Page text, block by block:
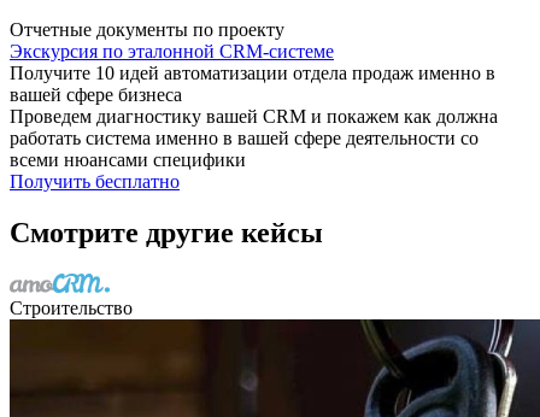
Отчетные документы по проекту
Экскурсия по эталонной CRM-системе
Получите 10 идей автоматизации отдела продаж именно в
вашей сфере бизнеса
Проведем диагностику вашей CRM и покажем как должна
работать система именно в вашей сфере деятельности со
всеми нюансами специфики
Получить бесплатно
Смотрите другие кейсы
Строительство